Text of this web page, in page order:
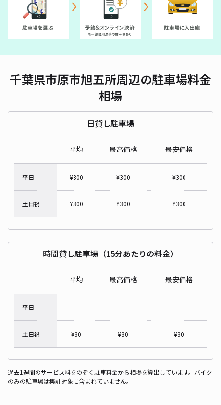
千葉県市原市旭五所周辺の駐車場料金
相場
日貸し駐車場
平均 最高価格 最安価格
平日 ¥300 ¥300 ¥300
土日祝 ¥300 ¥300 ¥300
時間貸し駐車場（15分あたりの料金）
平均 最高価格 最安価格
平日 - - -
土日祝 ¥30 ¥30 ¥30
過去1週間のサービス料をのぞく駐車料金から相場を算出しています。バイク
のみの駐車場は集計対象に含まれていません。